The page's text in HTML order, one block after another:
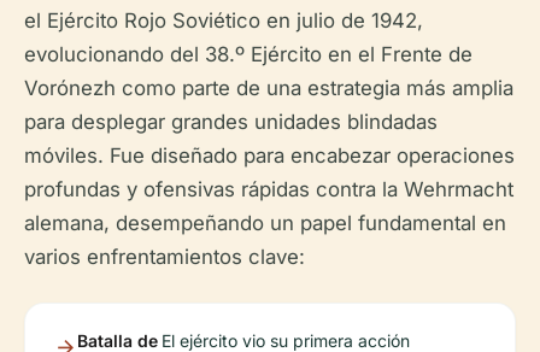
el Ejército Rojo Soviético en julio de 1942,
evolucionando del 38.º Ejército en el Frente de
Vorónezh como parte de una estrategia más amplia
para desplegar grandes unidades blindadas
móviles. Fue diseñado para encabezar operaciones
profundas y ofensivas rápidas contra la Wehrmacht
alemana, desempeñando un papel fundamental en
varios enfrentamientos clave:
Batalla de El ejército vio su primera acción